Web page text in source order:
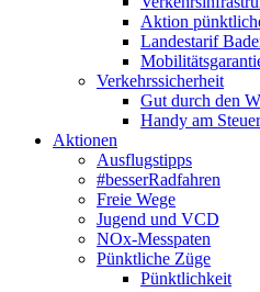
Aktion
Landestarif
Verkehrssicherheit
Gut durch den
Handy am Steuer
Aktionen
Ausflugstipps
#besserRadfahren
Freie Wege
Jugend und VCD
NOx-Messpaten
Pünktliche Züge
Pünktlichkeit